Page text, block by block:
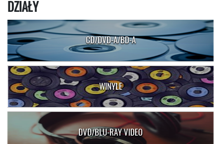
DZIAŁY
CD/DVD-A/BD-A
WINYLE
DVD/BLU-RAY VIDEO